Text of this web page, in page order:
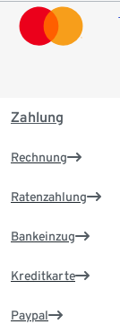
Zahlung
Rechnung
Ratenzahlung
Bankeinzug
Kreditkarte
Paypal